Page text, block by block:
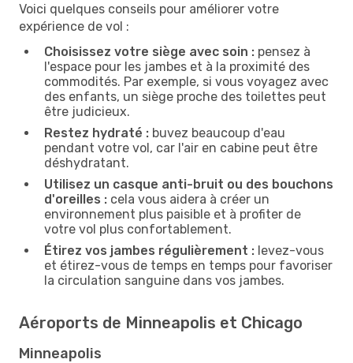
Voici quelques conseils pour améliorer votre
expérience de vol :
Choisissez votre siège avec soin : pensez à
l'espace pour les jambes et à la proximité des
commodités. Par exemple, si vous voyagez avec
des enfants, un siège proche des toilettes peut
être judicieux.
Restez hydraté : buvez beaucoup d'eau
pendant votre vol, car l'air en cabine peut être
déshydratant.
Utilisez un casque anti-bruit ou des bouchons
d'oreilles : cela vous aidera à créer un
environnement plus paisible et à profiter de
votre vol plus confortablement.
Étirez vos jambes régulièrement : levez-vous
et étirez-vous de temps en temps pour favoriser
la circulation sanguine dans vos jambes.
Aéroports de Minneapolis et Chicago
Minneapolis